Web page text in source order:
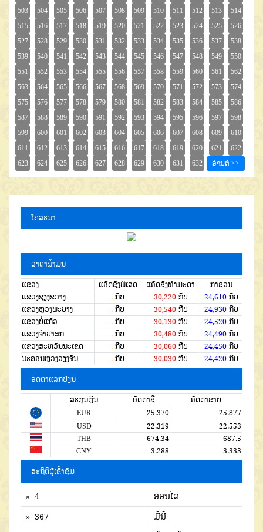
ໂຄສະນາ
ລາຄານໍ້າມັນ
ແຂວງ ແອັດຊັງພິເສດ ແອັດຊັງທຳມະດາ
ກາຊວນ
ແຂວງຊຽງຂວາງ
. ກີບ 30,220ກີບ 24,610ກີບ
ແຂວງຫຼວງພະບາງ
. ກີບ 30,540ກີບ 24,930ກີບ
ແຂວງບໍ່ແກ້ວ
. ກີບ 30,130ກີບ 24,520ກີບ
ແຂວງຈໍາປາສັກ
. ກີບ 30,480ກີບ 24,490ກີບ
ແຂວງສະຫວັນນະເຂດ
. ກີບ 30,060ກີບ 24,450ກີບ
ນະຄອນຫຼວງວຽງຈັນ
. ກີບ 30,030ກີບ 24,420ກີບ
ອັດຕາແລກປ່ຽນ
ສະກຸນເງີນ ອັດຕາຊື້
ອັດຕາຂາຍ
EUR
25.370
25.877
USD
22.319
22.553
THB
674.34
687.5
CNY
3.288 3.333
ສະຖິຕິຜູ້ເຂົ້າຊົມ
» 4
ອອນໄລ
» 367
ມື້ນີ້